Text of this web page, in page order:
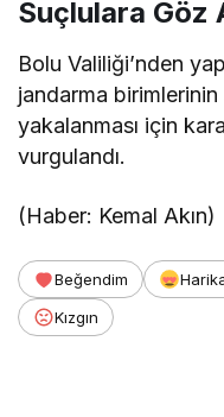
Suçlulara Göz
Bolu Valiliği’nden
jandarma
yakalanması için
vurgulandı.
(Haber: Kemal Akın)
Beğendim
Kızgın